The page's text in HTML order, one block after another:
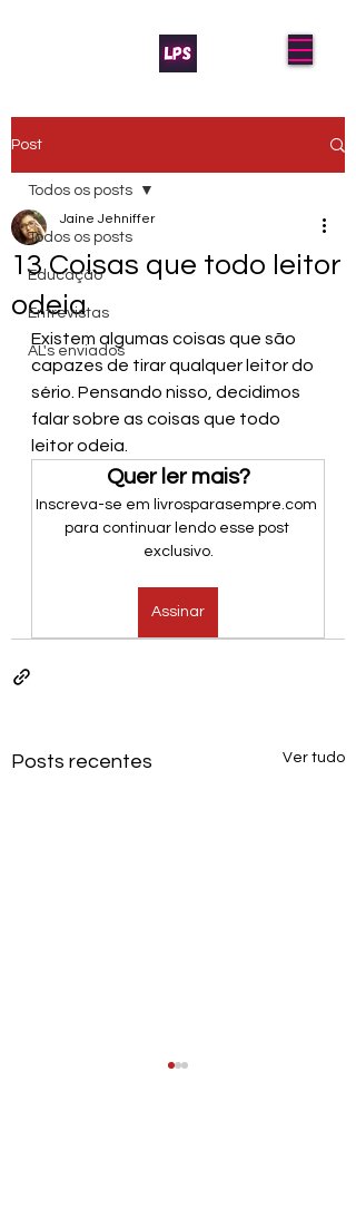
Post
Todos os posts
Educação
Entrevistas
AL's enviados
Todos os posts
13 Coisas que todo leitor
odeia
Jaíne Jehniffer
Existem algumas coisas que são
capazes de tirar qualquer leitor do
sério. Pensando nisso, decidimos
falar sobre as coisas que todo
leitor odeia.
Quer ler mais?
Inscreva-se em livrosparasempre.com
para continuar lendo esse post
exclusivo.
Assinar
Posts recentes Ver tudo